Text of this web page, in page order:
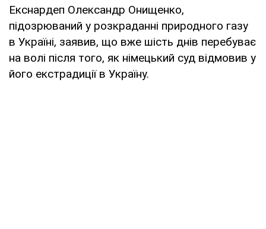
Екснардеп Олександр Онищенко,
підозрюваний у розкраданні природного газу
в Україні, заявив, що вже шість днів перебуває
на волі після того, як німецький суд відмовив у
його екстрадиції в Україну.